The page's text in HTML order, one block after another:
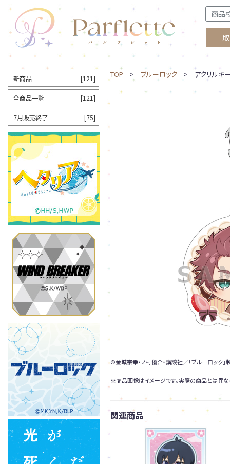
TOP > ブルーロック > アクリルキー
©金城宗幸・ノ村優介・講談社／「ブルーロック」
※商品画像はイメージです。実際の商品とは異な
関連商品
新商品 [121]
全商品一覧 [121]
7月販売終了 [75]